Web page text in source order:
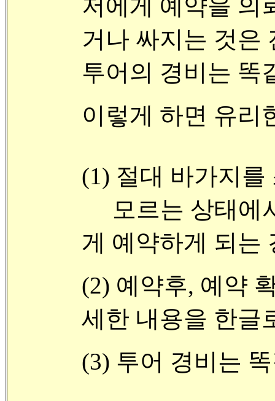
저에게 예약을 의
거나 싸지는 것은
투어의 경비는 똑
이렇게 하면 유리
(1) 절대 바가지를
모르는 상태에
게 예약하게 되는
(2) 예약후, 예약
세한 내용을 한글
(3) 투어 경비는